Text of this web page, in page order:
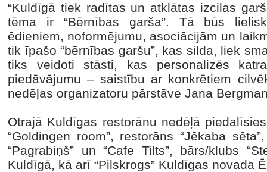
“Kuldīgā tiek radītas un atklātas izcilas
tēma ir “Bērnības garša”. Tā būs
ēdieniem, noformējumu, asociācijām un
tik īpašo “bērnības garšu”, kas silda, liek
tiks veidoti stāsti, kas personalizēs
piedāvājumu – saistību ar konkrētiem
nedēļas organizatoru pārstāve Jana
Otrajā Kuldīgas restorānu nedēļā
“Goldingen room”, restorāns “Jēkaba
“Pagrabiņš” un “Cafe Tilts”, bārs/klubs
Kuldīgā, kā arī “Pilskrogs” Kuldīgas novada